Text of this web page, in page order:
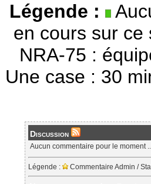
Légende :
en cours sur ce
NRA-75 :
Une case : 30
Discussion
Aucun commentaire pour le moment
Légende : Commentaire Admin /